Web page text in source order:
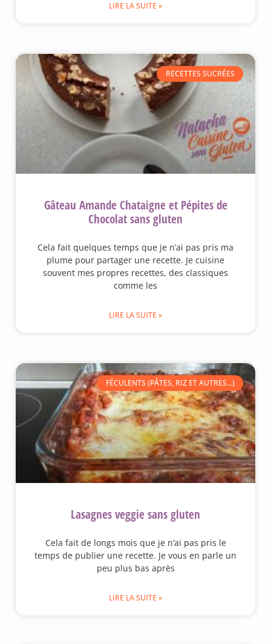
LIRE LA SUITE »
RECETTES SUCRÉES
Gâteau Amande Chataigne et Pépites de
Chocolat sans gluten
Cela fait quelques temps que je n’ai pas pris ma
plume pour partager une recette. Je cuisine
souvent mes propres recettes, des classiques
comme les
LIRE LA SUITE »
FÉCULENTS (PÂTES, RIZ ET AUTRES...)
Lasagnes veggie sans gluten
Cela fait de longs mois que je n’ai pas pris le
temps de publier une recette. Je vous en parle un
peu plus bas après
LIRE LA SUITE »